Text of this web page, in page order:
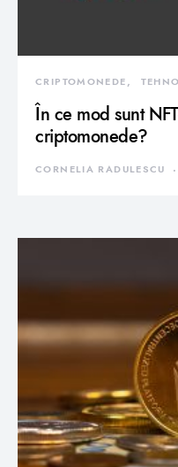
CRIPTOMONEDE
În ce mod sunt
criptomonede?
CORNELIA RADULESCU